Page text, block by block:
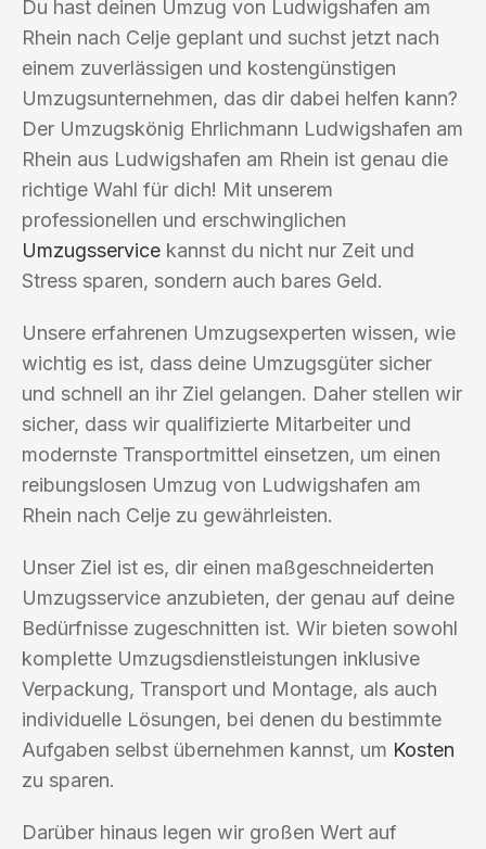
Du hast deinen Umzug von Ludwigshafen am
Rhein nach Celje geplant und suchst jetzt nach
einem zuverlässigen und kostengünstigen
Umzugsunternehmen, das dir dabei helfen kann?
Der Umzugskönig Ehrlichmann Ludwigshafen am
Rhein aus Ludwigshafen am Rhein ist genau die
richtige Wahl für dich! Mit unserem
professionellen und erschwinglichen
Umzugsservice kannst du nicht nur Zeit und
Stress sparen, sondern auch bares Geld.
Unsere erfahrenen Umzugsexperten wissen, wie
wichtig es ist, dass deine Umzugsgüter sicher
und schnell an ihr Ziel gelangen. Daher stellen wir
sicher, dass wir qualifizierte Mitarbeiter und
modernste Transportmittel einsetzen, um einen
reibungslosen Umzug von Ludwigshafen am
Rhein nach Celje zu gewährleisten.
Unser Ziel ist es, dir einen maßgeschneiderten
Umzugsservice anzubieten, der genau auf deine
Bedürfnisse zugeschnitten ist. Wir bieten sowohl
komplette Umzugsdienstleistungen inklusive
Verpackung, Transport und Montage, als auch
individuelle Lösungen, bei denen du bestimmte
Aufgaben selbst übernehmen kannst, um Kosten
zu sparen.
Darüber hinaus legen wir großen Wert auf